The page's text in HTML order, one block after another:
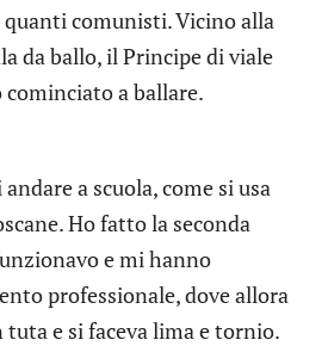
comunisti. Vicino alla
da ballo, il Principe di viale
cominciato a ballare.
a scuola, come si usa
Ho fatto la seconda
e mi hanno
professionale, dove allora
tuta e si faceva lima e tornio.